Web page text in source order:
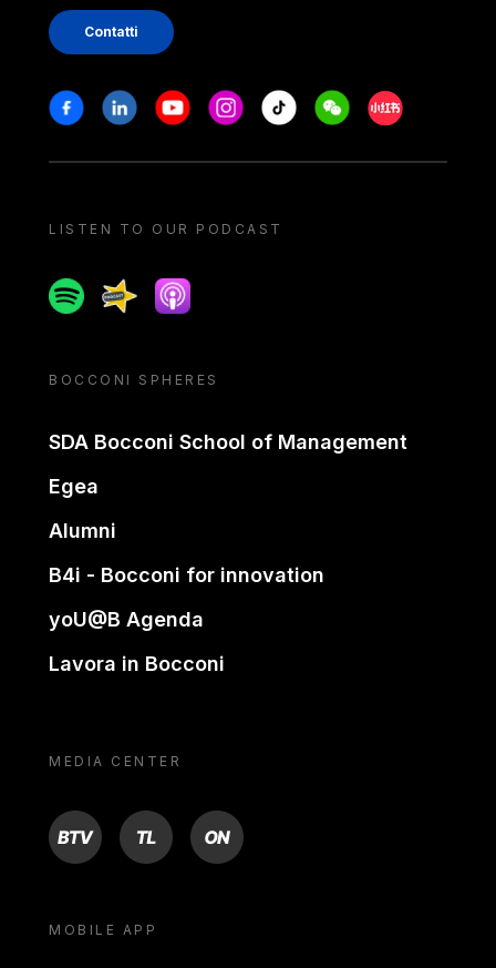
Contatti
Stay in touch
FacebookLinkedinYoutubeInstagram
Tiktok WeechatXiaohongshu/
LISTEN TO OUR PODCAST
SpotifySpreakerApple podcast
BOCCONI SPHERES
SDA Bocconi School of Management
Egea
Alumni
B4i - Bocconi for innovation
yoU@B Agenda
Lavora in Bocconi
MEDIA CENTER
BTV TL ON
MOBILE APP